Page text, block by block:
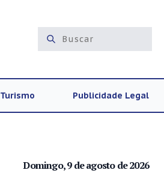
Turismo Publicidade Legal
Domingo, 9 de agosto de 2026